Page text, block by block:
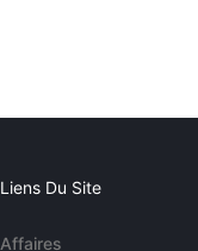
Liens Du Site
Affaires